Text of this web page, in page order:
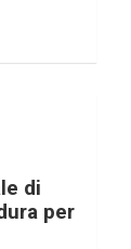
di
per